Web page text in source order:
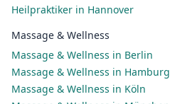
Heilpraktiker in Hannover
Massage & Wellness
Massage & Wellness in Berlin
Massage & Wellness in Hamburg
Massage & Wellness in Köln